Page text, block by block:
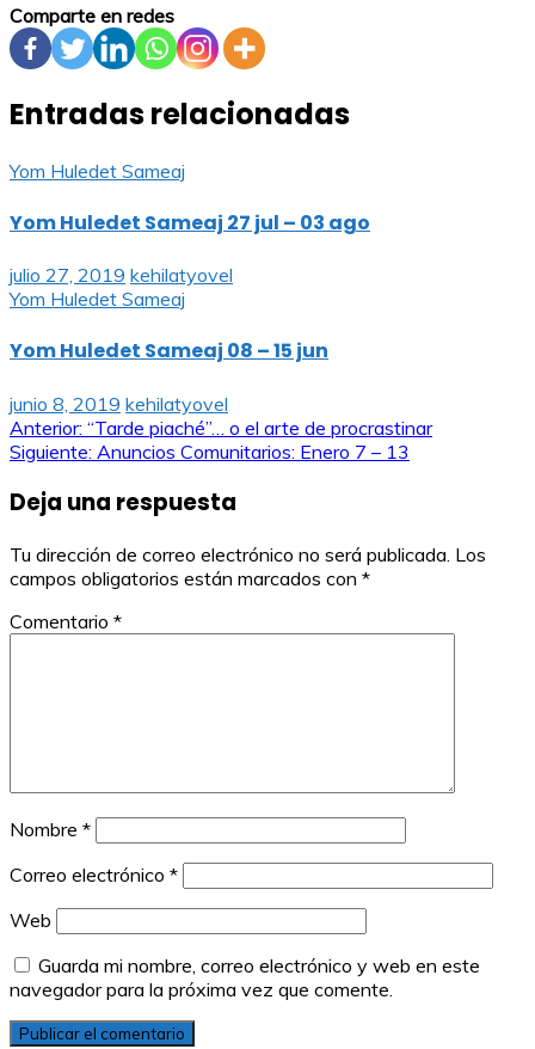
Comparte en redes
Entradas relacionadas
Yom Huledet Sameaj
Yom Huledet Sameaj 27 jul – 03 ago
julio 27, 2019 kehilatyovel
Yom Huledet Sameaj
Yom Huledet Sameaj 08 – 15 jun
junio 8, 2019 kehilatyovel
Navegación
entradas
Anterior: “Tarde piaché”… o el arte de procrastinar
Siguiente: Anuncios Comunitarios: Enero 7 – 13
Deja una respuesta
Tu dirección de correo electrónico no será publicada. Los
campos obligatorios están marcados con *
Comentario *
Nombre *
Correo electrónico *
Web
Guarda mi nombre, correo electrónico y web en este
navegador para la próxima vez que comente.